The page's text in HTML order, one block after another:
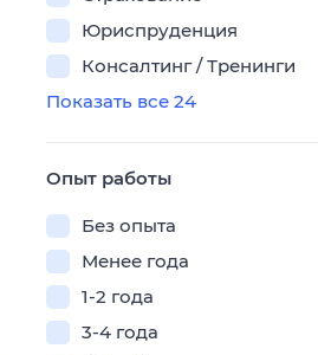
Юриспруденция
Консалтинг / Тренинги
Показать все 24
Опыт работы
Без опыта
Менее года
1-2 года
3-4 года